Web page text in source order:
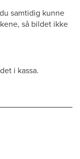
samtidig kunne
så bildet ikke
i kassa.